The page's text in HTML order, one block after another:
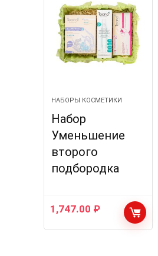
НАБОРЫ КОСМЕТИКИ
Набор
Уменьшение
второго
подбородка
1,747.00 ₽